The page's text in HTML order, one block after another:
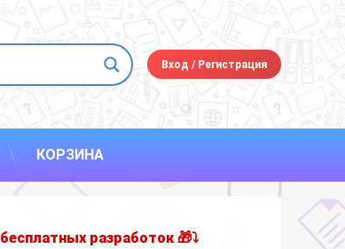
Вход /Регистрация
КОРЗИНА
бесплатных разработок 🎁⤵